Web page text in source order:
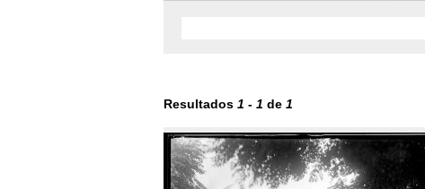
Resultados 1 - 1 de 1